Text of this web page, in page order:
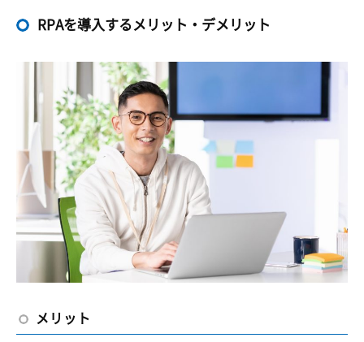
RPAを導入するメリット・デメリット
メリット